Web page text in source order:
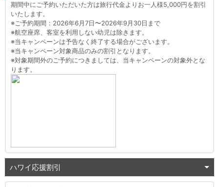
期間中にご予約いただいた方は旅行代金よりお一人様5,000円を割引
いたします。
※ご予約期間：2026年6月7日〜2026年9月30日まで
※航空座席、客室を利用しない幼児は除きます。
※当キャンペーンは予告なく終了する場合がございます。
※当キャンペーン対象商品のみの割引となります。
※対象期間外のご予約につきましては、当キャンペーンの対象外とな
ります。
ハワイ応援割引